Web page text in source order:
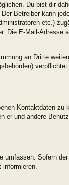
Du bist dir
Betreiber kann
etc.)
Die E-Mail-Adresse
an Dritte
Kontaktdaten
er und andere
Sofern
informieren.